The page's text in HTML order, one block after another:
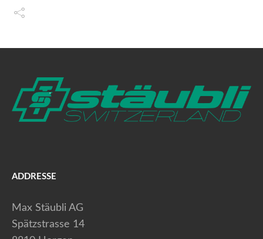
ADDRESSE
Max Stäubli AG
Spätzstrasse 14